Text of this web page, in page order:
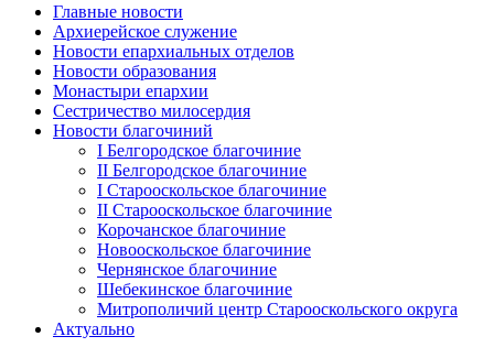
Главные новости
Архиерейское служение
Новости епархиальных отделов
Новости образования
Монастыри епархии
Сестричество милосердия
Новости благочиний
I Белгородское благочиние
II Белгородское благочиние
I Старооскольское благочиние
II Старооскольское благочиние
Корочанское благочиние
Новооскольское благочиние
Чернянское благочиние
Шебекинское благочиние
Митрополичий центр Старооскольского округа
Актуально